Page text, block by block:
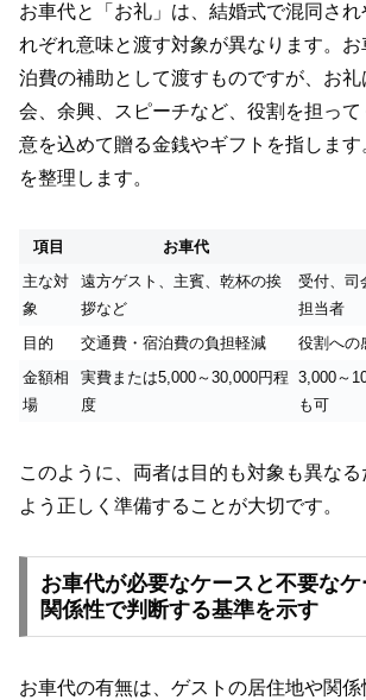
お車代と「お礼」は、結婚式で混同さ
れぞれ意味と渡す対象が異なります。
泊費の補助として渡すものですが、お礼
会、余興、スピーチなど、役割を担っ
意を込めて贈る金銭やギフトを指しま
を整理します。
項目 お車代
主な対
象
遠方ゲスト、主賓、乾杯の挨
拶など
受付、司
担当者
目的
交通費・宿泊費の負担軽減
役割への
金額相
場
実費または5,000～30,000円程
度
3,000～
も可
このように、両者は目的も対象も異な
よう正しく準備することが大切です。
お車代が必要なケースと不要な
関係性で判断する基準を示す
お車代の有無は、ゲストの居住地や関